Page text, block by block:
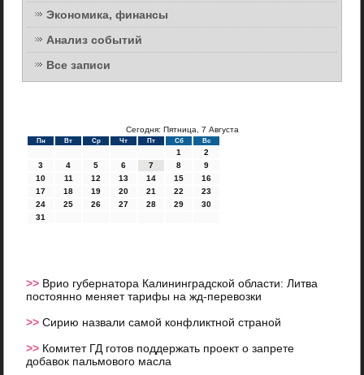
Экономика, финансы
Анализ событий
Все записи
Сегодня: Пятница, 7 Августа
Пн Вт Ср Чт Пт Сб Вс
1
2
3
4 5 6 7 8
9
10
11 12 13 14 15
16
17
18 19 20 21 22
23
24
25 26 27 28 29
30
31
>> Врио губернатора Калининградской области: Литва
постоянно меняет тарифы на жд-перевозки
>>Сирию назвали самой конфликтной страной
>> Комитет ГД готов поддержать проект о запрете
добавок пальмового масла